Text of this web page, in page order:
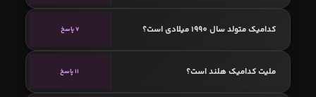
کدامیک متولد سال 1990 میلادی است؟ 7 پاسخ
ملیت کدامیک هلند است؟ 11 پاسخ